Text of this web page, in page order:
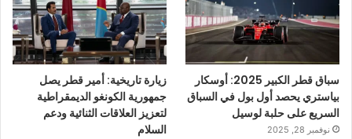
سباق قطر الكبير 2025: أوسكار
بياستري يحصد أول بول في السباق
السريع على حلبة لوسيل
نوفمبر 28, 2025
زيارة تاريخية: أمير قطر يصل
جمهورية الكونغو الديمقراطية
لتعزيز العلاقات الثنائية ودعم
السلام